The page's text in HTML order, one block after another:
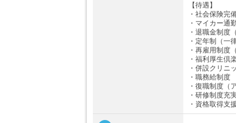
【待遇】
・社会保険完
・マイカー通
・退職金制度
・定年制（一
・再雇用制度
・福利厚生倶
・併設クリニ
・職務給制度
・復職制度（
・研修制度充
・資格取得支